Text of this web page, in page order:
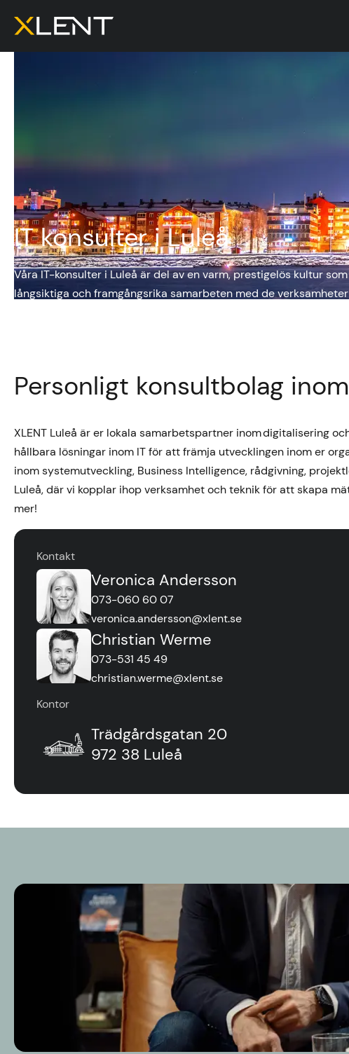
IT konsulter i Luleå
Våra IT-konsulter i Luleå är del av en varm, prestigelös kultur
långsiktiga och framgångsrika samarbeten med de
Personligt konsultbolag
XLENT Luleå är er lokala samarbetspartner inom digitalisering
hållbara lösningar inom IT för att främja utvecklingen inom er
inom systemutveckling, Business Intelligence, rådgivning,
Luleå, där vi kopplar ihop verksamhet och teknik för att skapa
mer!
Kontakt
Veronica Andersson
073-060 60 07
veronica.andersson@xlent.se
Christian Werme
073-531 45 49
christian.werme@xlent.se
Kontor
Trädgårdsgatan 20
972 38 Luleå